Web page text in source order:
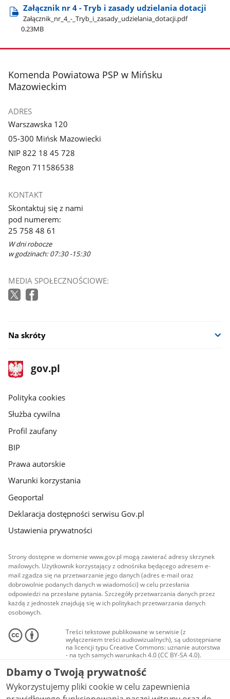
Załącznik nr 4 - Tryb i zasady udzielania dotacji
Załącznik​_nr​_4​_-​_Tryb​_i​_zasady​_udzielania​_dotacji.pdf
0.23MB
stopka
Komenda Powiatowa PSP w Mińsku
Mazowieckim
ADRES
Warszawska 120
05-300 Mińsk Mazowiecki
NIP 822 18 45 728
Regon 711586538
KONTAKT
Skontaktuj się z nami
pod numerem:
25 758 48 61
W dni robocze
w godzinach: 07:30 -15:30
MEDIA SPOŁECZNOŚCIOWE:
Na skróty
stopka
gov.pl
Strona
gov.pl
gov.pl
Polityka cookies
Służba cywilna
Profil zaufany
BIP
Prawa autorskie
Warunki korzystania
Geoportal
Deklaracja dostępności serwisu Gov.pl
Ustawienia prywatności
Strony dostępne w domenie www.gov.pl mogą zawierać adresy skrzynek
mailowych. Użytkownik korzystający z odnośnika będącego adresem e-
mail zgadza się na przetwarzanie jego danych (adres e-mail oraz
dobrowolnie podanych danych w wiadomości) w celu przesłania
odpowiedzi na przesłane pytania. Szczegóły przetwarzania danych przez
każdą z jednostek znajdują się w ich politykach przetwarzania danych
osobowych.
Treści tekstowe publikowane w serwisie (z
wyłączeniem treści audiowizualnych), są udostępniane
na licencji typu Creative Commons: uznanie autorstwa
- na tych samych warunkach 4.0 (CC BY-SA 4.0).
Materiały audiowizualne, w tym zdjęcia, materiały
audio i wideo, są udostępniane na licencji typu
Creative Commons: uznanie autorstwa użycie
niekomercyjne - bez utworów zależnych 4.0 (CC BY-
NC-ND 4.0), o ile nie jest to stwierdzone inaczej.
Dbamy o Twoją prywatność
Wykorzystujemy pliki cookie w celu zapewnienia